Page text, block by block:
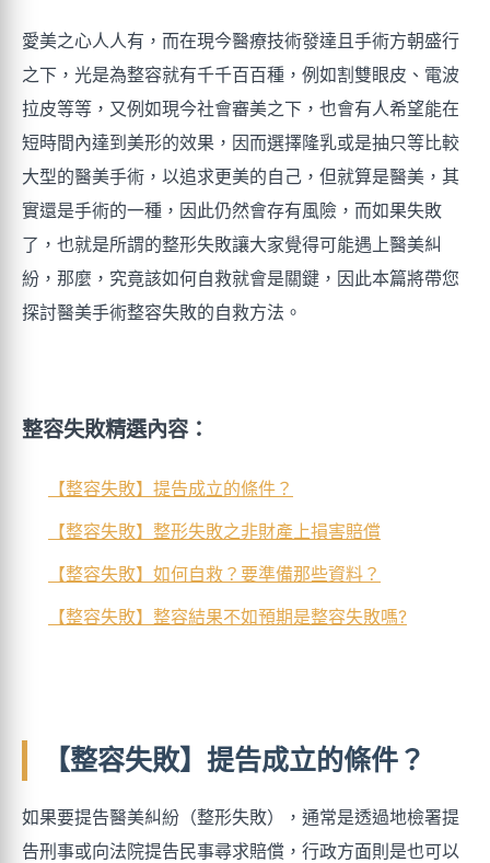
愛美之心人人有，而在現今醫療技術發達且手術方朝盛行
之下，光是為整容就有千千百百種，例如割雙眼皮、電波
拉皮等等，又例如現今社會審美之下，也會有人希望能在
短時間內達到美形的效果，因而選擇隆乳或是抽只等比較
大型的醫美手術，以追求更美的自己，但就算是醫美，其
實還是手術的一種，因此仍然會存有風險，而如果失敗
了，也就是所謂的整形失敗讓大家覺得可能遇上醫美糾
紛，那麼，究竟該如何自救就會是關鍵，因此本篇將帶您
探討醫美手術整容失敗的自救方法。
整容失敗精選內容：
【整容失敗】提告成立的條件？
【整容失敗】整形失敗之非財產上損害賠償
【整容失敗】如何自救？要準備那些資料？
【整容失敗】整容結果不如預期是整容失敗嗎?
【整容失敗】提告成立的條件？
如果要提告醫美糾紛（整形失敗），通常是透過地檢署提
告刑事或向法院提告民事尋求賠償，行政方面則是也可以